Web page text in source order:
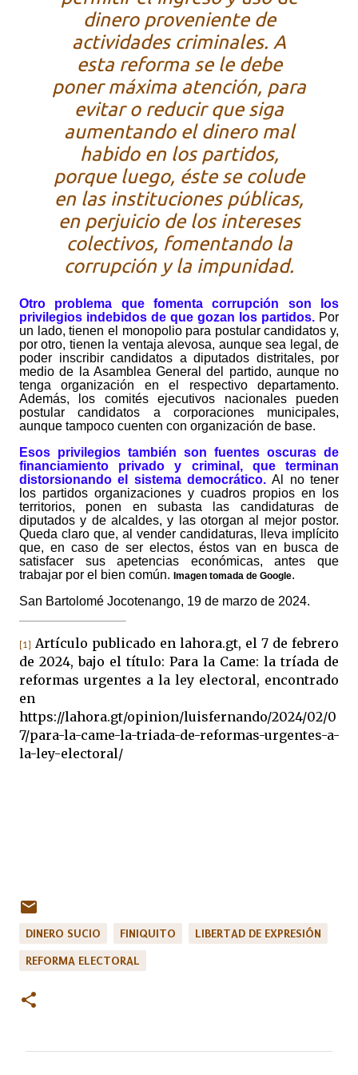
dinero proveniente de
actividades criminales. A
esta reforma se le debe
poner máxima atención, para
evitar o reducir que siga
aumentando el dinero mal
habido en los partidos,
porque luego, éste se colude
en las instituciones públicas,
en perjuicio de los intereses
colectivos, fomentando la
corrupción y la impunidad.
Otro problema que fomenta corrupción son los
privilegios indebidos de que gozan los partidos. Por
un lado, tienen el monopolio para postular candidatos y,
por otro, tienen la ventaja alevosa, aunque sea legal, de
poder inscribir candidatos a diputados distritales, por
medio de la Asamblea General del partido, aunque no
tenga organización en el respectivo departamento.
Además, los comités ejecutivos nacionales pueden
postular candidatos a corporaciones municipales,
aunque tampoco cuenten con organización de base.
Esos privilegios también son fuentes oscuras de
financiamiento privado y criminal, que terminan
distorsionando el sistema democrático. Al no tener
los partidos organizaciones y cuadros propios en los
territorios, ponen en subasta las candidaturas de
diputados y de alcaldes, y las otorgan al mejor postor.
Queda claro que, al vender candidaturas, lleva implícito
que, en caso de ser electos, éstos van en busca de
satisfacer sus apetencias económicas, antes que
trabajar por el bien común. Imagen tomada de Google.
San Bartolomé Jocotenango, 19 de marzo de 2024.
[1] Artículo publicado en lahora.gt, el 7 de febrero
de 2024, bajo el título: Para la Came: la tríada de
reformas urgentes a la ley electoral, encontrado
en
https://lahora.gt/opinion/luisfernando/2024/02/0
7/para-la-came-la-triada-de-reformas-urgentes-a-
la-ley-electoral/
DINERO SUCIO FINIQUITO
LIBERTAD DE EXPRESIÓN
REFORMA ELECTORAL